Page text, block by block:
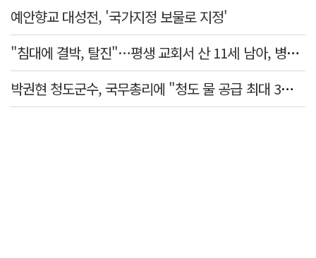
예안향교 대성전, '국가지정 보물로 지정'
"침대에 결박, 탈진"…평생 교회서 산 11세 남아, 병원 이송 끝 숨져
박권현 청도군수, 국무총리에 "청도 물 공급 최대 3만t 늘려달라"